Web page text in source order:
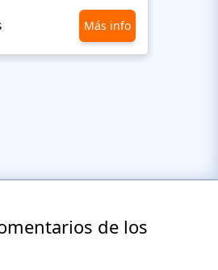
Más info
de los